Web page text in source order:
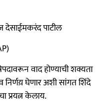
देसाईमकरंद पाटील
वाद होण्याची शक्यता
निर्णय़ घेणार अशी सांगत शिंदे
प्रयत्न केलाय.